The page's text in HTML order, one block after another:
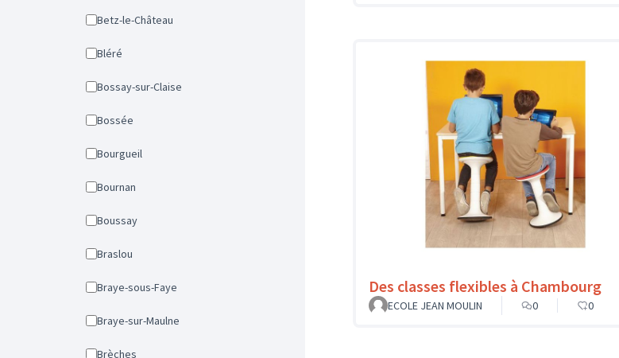
Betz-le-Château
Bléré
Bossay-sur-Claise
Bossée
Bourgueil
Bournan
Boussay
Braslou
Braye-sous-Faye
Braye-sur-Maulne
Brèches
Des classes flexibles à Chambourg
ECOLE JEAN MOULIN 0 0